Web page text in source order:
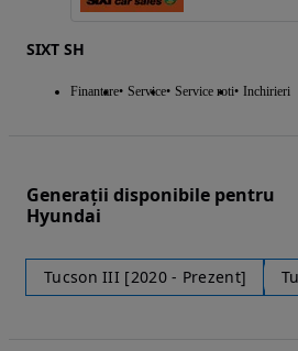
SIXT SH
Finantare Service Service roti Inchirieri
Generații disponibile pentru
Hyundai
Tucson III [2020 - Prezent]